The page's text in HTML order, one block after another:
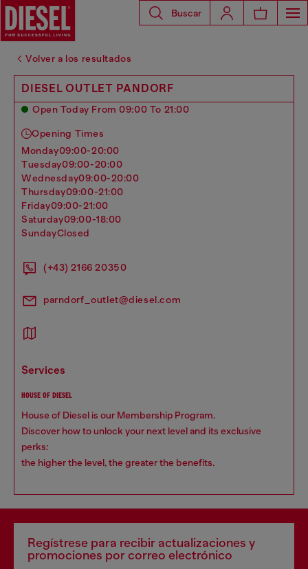
Buscar
Volver a los resultados
DIESEL OUTLET PANDORF
Open Today From 09:00 To 21:00
Opening Times
monday09:00-20:00
tuesday09:00-20:00
wednesday09:00-20:00
thursday09:00-21:00
friday09:00-21:00
saturday09:00-18:00
sundayClosed
(+43) 2166 20350
parndorf_outlet@diesel.com
services
HOUSE OF DIESEL
House of Diesel is our Membership Program.
Discover how to unlock your next level and its exclusive
perks:
the higher the level, the greater the benefits.
Regístrese para recibir actualizaciones y
promociones por correo electrónico